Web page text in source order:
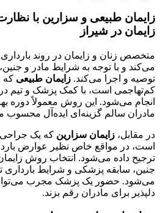
زایمان طبیعی و سزارین با
زایمان در شیراز
متخصص زنان و زایمان در روند بارداری
می‌کند و با توجه به شرایط مادر و
توصیه و اجرا می‌کند. زایمان طبیعی که
کم‌تهاجمی است، با کمک پزشک و تیم
انجام می‌شود. این روش معمولاً دوره
مادران سالم گزینه‌ای ایده‌آل محسوب
در مقابل، زایمان سزارین که یک جراحی
است، در مواقع خاص نظیر عوارض
ترجیح داده می‌شود. انتخاب روش
جنین، سابقه پزشکی و شرایط
می‌شود. حضور یک پزشک مجرب
دلپذیر برای مادران رقم بزند.